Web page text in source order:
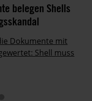
belegen Shells
Dokumente mit
Shell muss